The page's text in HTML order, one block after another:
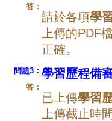
答：
請於各項學
上傳的PDF
正確。
問題3： 學習歷程備
答：
已上傳學習
上傳截止時